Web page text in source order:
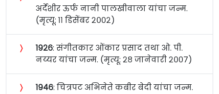
अर्देशीर ऊर्फ नानी पालखीवाला यांचा जन्म.
(मृत्यू: ११ डिसेंबर २००२)
〉 १९२६: संगीतकार ओंकार प्रसाद तथा ओ. पी.
नय्यर यांचा जन्म. (मृत्यू: २८ जानेवारी २००७)
〉 १९४६: चित्रपट अभिनेते कबीर बेदी यांचा जन्म.